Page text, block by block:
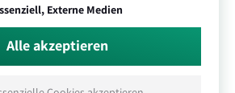
Externe Medien
Alle akzeptieren